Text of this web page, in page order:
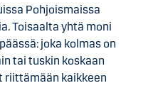
Pohjoismaissa
Toisaalta yhtä moni
joka kolmas on
tai tuskin koskaan
riittämään kaikkeen